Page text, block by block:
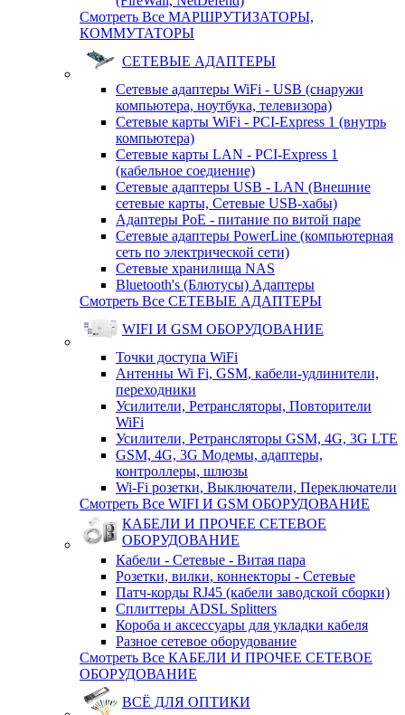
Смотреть Все МАРШРУТИЗАТОРЫ,
КОММУТАТОРЫ
СЕТЕВЫЕ АДАПТЕРЫ
Сетевые адаптеры WiFi - USB (снаружи
компьютера, ноутбука, телевизора)
Сетевые карты WiFi - PCI-Express 1 (внутрь
компьютера)
Сетевые карты LAN - PCI-Express 1
(кабельное соедиение)
Сетевые адаптеры USB - LAN (Внешние
сетевые карты, Сетевые USB-хабы)
Адаптеры PoE - питание по витой паре
Сетевые адаптеры PowerLine (компьютерная
сеть по электрической сети)
Сетевые хранилища NAS
Bluetooth's (Блютусы) Адаптеры
Смотреть Все СЕТЕВЫЕ АДАПТЕРЫ
WIFI И GSM ОБОРУДОВАНИЕ
Точки доступа WiFi
Антенны Wi Fi, GSM, кабели-удлинители,
переходники
Усилители, Ретрансляторы, Повторители
WiFi
Усилители, Ретрансляторы GSM, 4G, 3G LTE
GSM, 4G, 3G Модемы, адаптеры,
контроллеры, шлюзы
Wi-Fi розетки, Выключатели, Переключатели
Смотреть Все WIFI И GSM ОБОРУДОВАНИЕ
КАБЕЛИ И ПРОЧЕЕ СЕТЕВОЕ
ОБОРУДОВАНИЕ
Кабели - Сетевые - Витая пара
Розетки, вилки, коннекторы - Сетевые
Патч-корды RJ45 (кабели заводской сборки)
Сплиттеры ADSL Splitters
Короба и аксессуары для укладки кабеля
Разное сетевое оборудование
Смотреть Все КАБЕЛИ И ПРОЧЕЕ СЕТЕВОЕ
ОБОРУДОВАНИЕ
ВСЁ ДЛЯ ОПТИКИ